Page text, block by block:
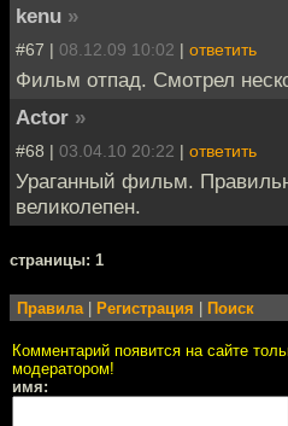
kenu »
#67 | 08.12.09 10:02 | ответить
Фильм отпад. Смотрел
Actor »
#68 | 03.04.10 20:22 | ответить
Ураганный фильм.
великолепен.
cтраницы: 1
Правила Регистрация Поиск
Комментарий появится на сайте
модератором!
имя: